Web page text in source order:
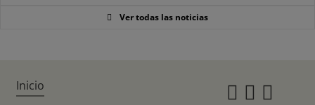
Ver todas las noticias
Inicio